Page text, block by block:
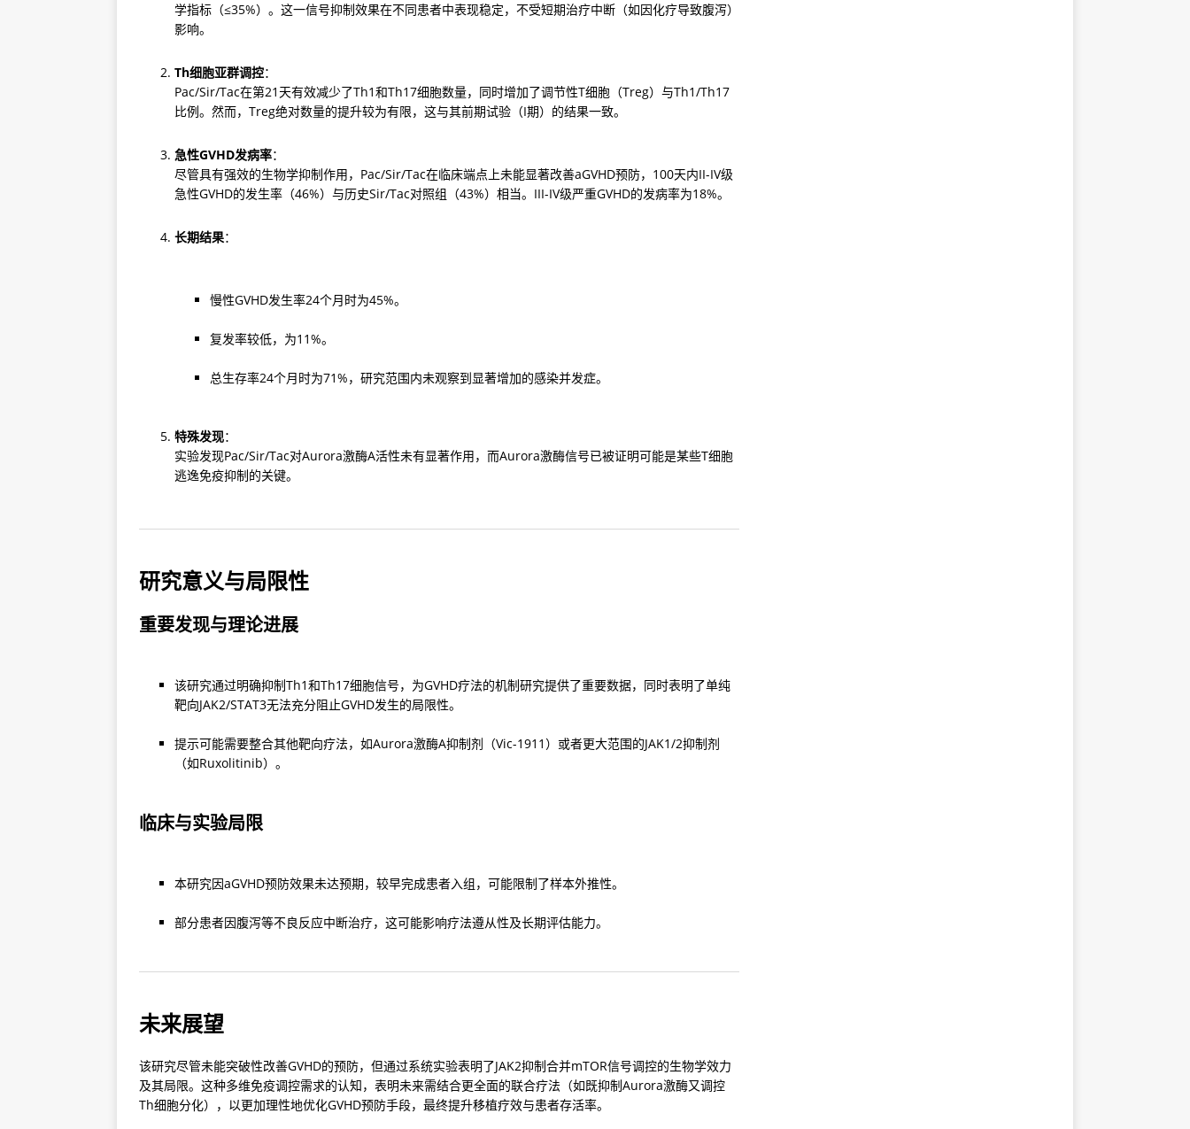
学指标（≤35%）。这一信号抑制效果在不同患者中表现稳定，不受短期治疗中断（如因化疗导致腹泻）
影响。
Th细胞亚群调控：
Pac/Sir/Tac在第21天有效减少了Th1和Th17细胞数量，同时增加了调节性T细胞（Treg）与Th1/Th17
比例。然而，Treg绝对数量的提升较为有限，这与其前期试验（I期）的结果一致。
急性GVHD发病率：
尽管具有强效的生物学抑制作用，Pac/Sir/Tac在临床端点上未能显著改善aGVHD预防，100天内II-IV级
急性GVHD的发生率（46%）与历史Sir/Tac对照组（43%）相当。III-IV级严重GVHD的发病率为18%。
长期结果：
慢性GVHD发生率24个月时为45%。
复发率较低，为11%。
总生存率24个月时为71%，研究范围内未观察到显著增加的感染并发症。
特殊发现：
实验发现Pac/Sir/Tac对Aurora激酶A活性未有显著作用，而Aurora激酶信号已被证明可能是某些T细胞
逃逸免疫抑制的关键。
研究意义与局限性
重要发现与理论进展
该研究通过明确抑制Th1和Th17细胞信号，为GVHD疗法的机制研究提供了重要数据，同时表明了单纯
靶向JAK2/STAT3无法充分阻止GVHD发生的局限性。
提示可能需要整合其他靶向疗法，如Aurora激酶A抑制剂（Vic-1911）或者更大范围的JAK1/2抑制剂
（如Ruxolitinib）。
临床与实验局限
本研究因aGVHD预防效果未达预期，较早完成患者入组，可能限制了样本外推性。
部分患者因腹泻等不良反应中断治疗，这可能影响疗法遵从性及长期评估能力。
未来展望
该研究尽管未能突破性改善GVHD的预防，但通过系统实验表明了JAK2抑制合并mTOR信号调控的生物学效力
及其局限。这种多维免疫调控需求的认知，表明未来需结合更全面的联合疗法（如既抑制Aurora激酶又调控
Th细胞分化），以更加理性地优化GVHD预防手段，最终提升移植疗效与患者存活率。